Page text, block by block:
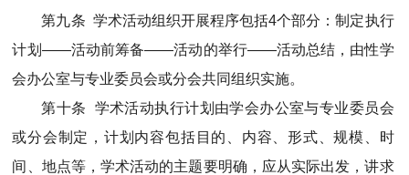
第九条 学术活动组织开展程序包括4个部分：制定执行
计划――活动前筹备――活动的举行――活动总结，由性学
会办公室与专业委员会或分会共同组织实施。
第十条 学术活动执行计划由学会办公室与专业委员会
或分会制定，计划内容包括目的、内容、形式、规模、时
间、地点等，学术活动的主题要明确，应从实际出发，讲求